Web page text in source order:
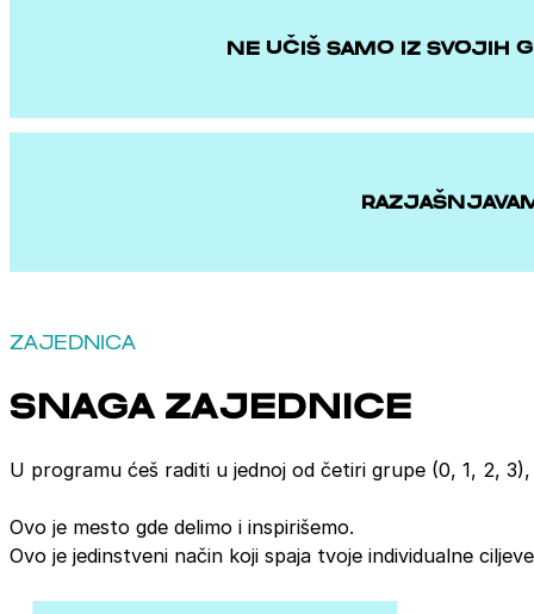
NE UČIŠ SAMO IZ SVOJIH
ZAJEDNICA
SNAGA ZAJEDNICE
U programu ćeš raditi u jednoj od četiri grupe (0, 1, 2,
Ovo je mesto gde delimo i inspirišemo.
Ovo je jedinstveni način koji spaja tvoje individualne